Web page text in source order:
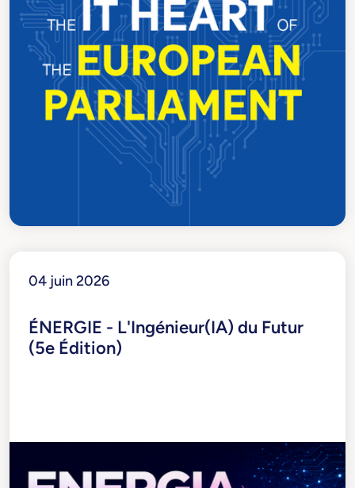
04 juin 2026
ÉNERGIE - L'Ingénieur(IA) du Futur
(5e Édition)